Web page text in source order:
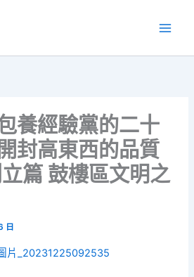
養經驗黨的二十
封高東西的品質
篇 鼓樓區文明之
日